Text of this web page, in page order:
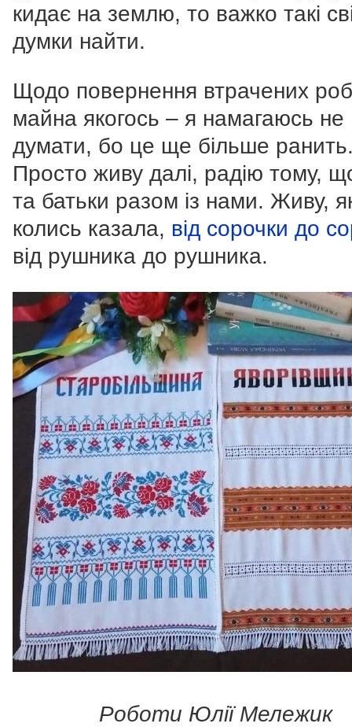
кидає на землю, то важко такі
думки найти.
Щодо повернення втрачених
майна якогось – я намагаюсь не
думати, бо це ще більше
Просто живу далі, радію тому,
та батьки разом із нами. Живу,
колись казала, від сорочки до
від рушника до рушника.
Роботи Юлії Мележик